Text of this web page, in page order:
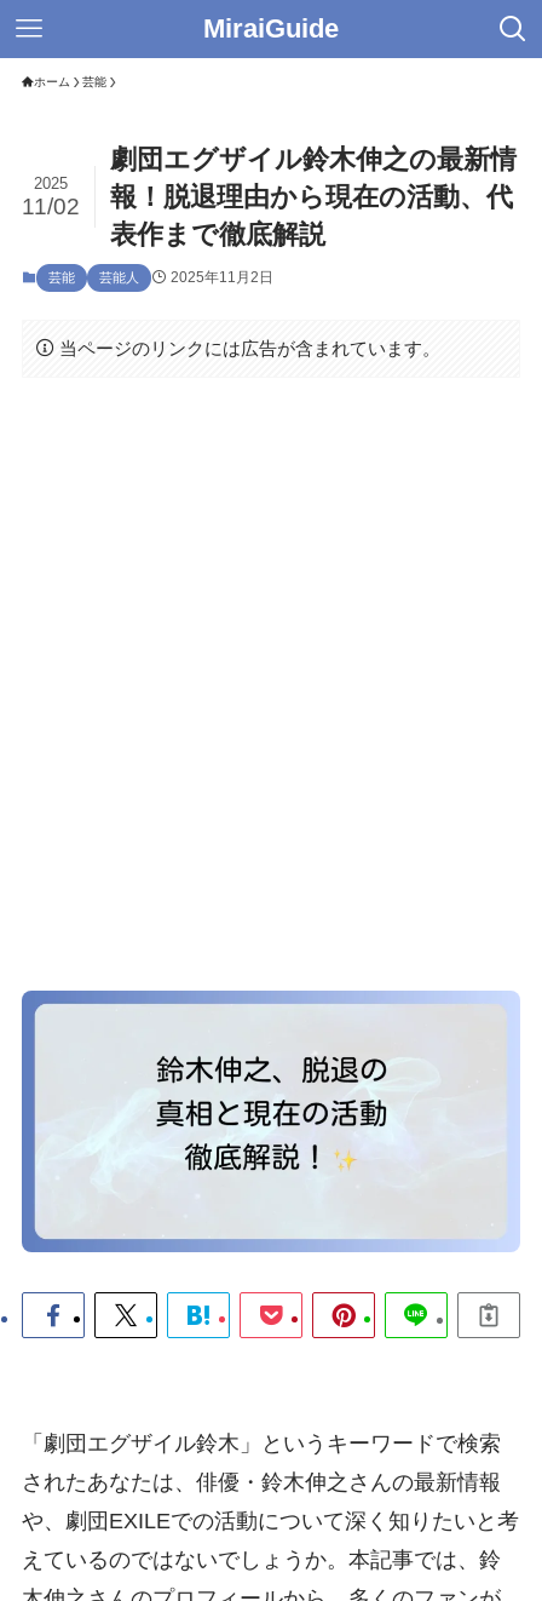
MiraiGuide
ホーム 芸能
劇団エグザイル鈴木伸之の最新情
報！脱退理由から現在の活動、代
表作まで徹底解説
2025
11/02
芸能 芸能人 2025年11月2日
当ページのリンクには広告が含まれています。
「劇団エグザイル鈴木」というキーワードで検索
されたあなたは、俳優・鈴木伸之さんの最新情報
や、劇団EXILEでの活動について深く知りたいと考
えているのではないでしょうか。本記事では、鈴